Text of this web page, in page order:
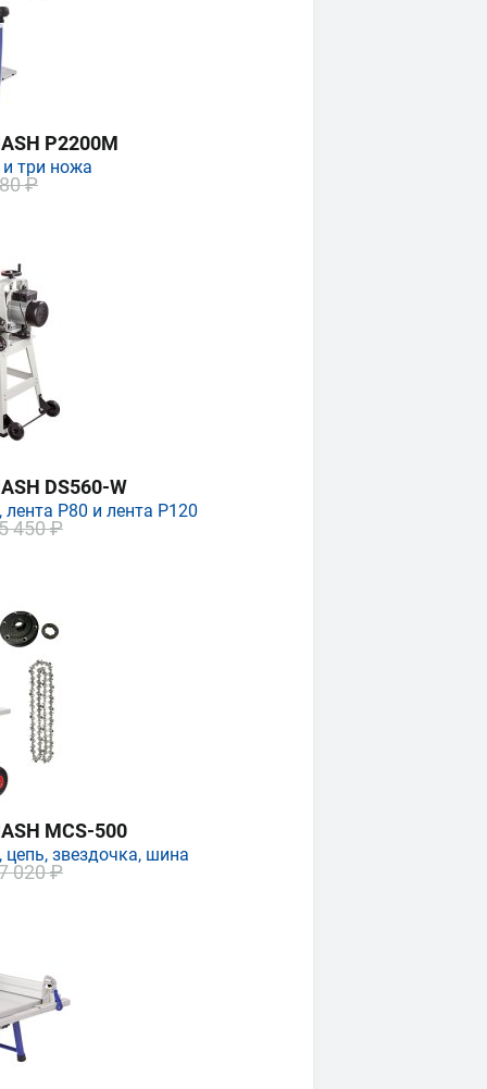
P2200M
три ножа
₽
DS560-W
P80 и лента P120
450 ₽
MCS-500
цепь, звездочка, шина
020 ₽